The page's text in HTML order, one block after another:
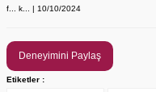
199,00 TL
f... k... | 10/10/2024
Deneyimini Paylaş
Etiketler :